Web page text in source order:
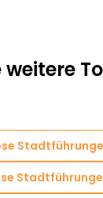
weitere